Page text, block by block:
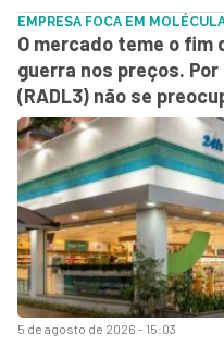
5 de agosto de 2026 - 15:03
EMPRESA FOCA EM
O mercado teme o fim
guerra nos preços. Por
(RADL3) não se